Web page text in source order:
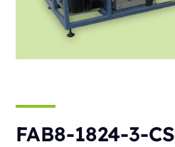
FAB8-1824-3-CS